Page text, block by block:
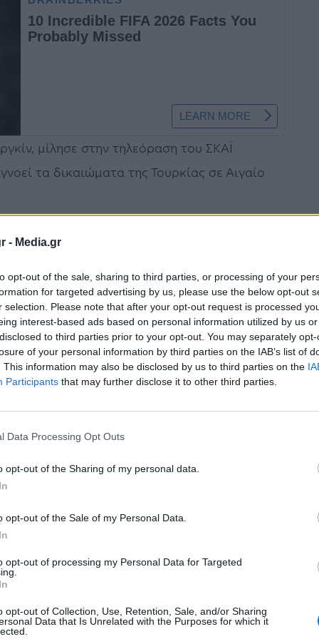
- Media.gr
opt-out of the sale, sharing to third parties, or processing of your
for targeted advertising by us, please use the below opt-out
selection. Please note that after your opt-out request is processed
interest-based ads based on personal information utilized by us
to third parties prior to your opt-out. You may separately
of your personal information by third parties on the IAB’s list of
This information may also be disclosed by us to third parties on the
Participants that may further disclose it to other third parties.
Data Processing Opt Outs
opt-out of the Sharing of my personal data.
opt-out of the Sale of my Personal Data.
opt-out of processing my Personal Data for Targeted
opt-out of Collection, Use, Retention, Sale, and/or Sharing
Data that Is Unrelated with the Purposes for which it
μίλησε στην τηλεόραση του ΣΚΑΪ
τα δικαιώματα της Τουρκίας σε Αιγαίο
συνεργασίας και κατανόησης με την
Λιβύης αποτελεί απάντηση στην
χώρες της περιοχής, αλλά και στις
της ΑΟΖ, που κήρυξε μονομερώς, σύμφωνα
χώρες, μέσω της συμφωνίας τους, να
ανάμεσα στις δύο υπάρχουν μεγάλα νησιά,
«Αυτό είναι μια θεμιτή ερώτηση. Το
δίκαιο είναι πολύ περίπλοκα ζητήματα.
υπόψιν όταν φτάνουμε στην τελική γραμμή,
σχετικής ακτής, το αν ένα νησί έχει
και πολλά άλλα και γίνεται ακόμα
ότι τα δικαιώματα της Άγκυρας είναι
τα συμφέροντα της Τουρκίας και των
και με την υποστήριξη της